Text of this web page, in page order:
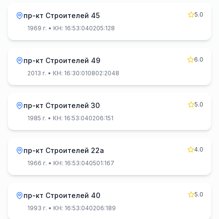
пр-кт Строителей 45
5.0
1969 г. • КН: 16:53:040205:128
пр-кт Строителей 49
6.0
2013 г. • КН: 16:30:010802:2048
пр-кт Строителей 30
5.0
1985 г. • КН: 16:53:040206:151
пр-кт Строителей 22а
4.0
1966 г. • КН: 16:53:040501:167
пр-кт Строителей 40
5.0
1993 г. • КН: 16:53:040206:189